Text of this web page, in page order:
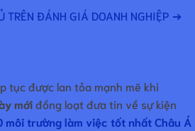
ĐÁNH GIÁ DOANH NGHIỆP ➔
tục được lan tỏa mạnh mẽ khi
mớiđồng loạt đưa tin về sự kiện
môi trường làm việc tốt nhất Châu Á